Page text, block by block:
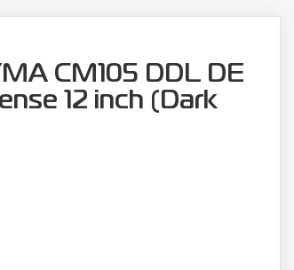
CM105 DDL DE
12 inch (Dark